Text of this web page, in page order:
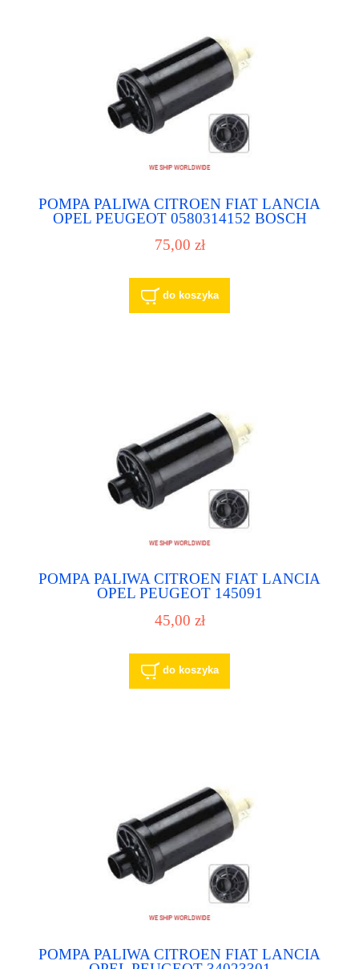
POMPA PALIWA CITROEN FIAT LANCIA
OPEL PEUGEOT 0580314152 BOSCH
0580314165 BOSCH 0580453502 BOSCH
0815010 OPEL 090272744 OPEL
75,00 zł
do koszyka
POMPA PALIWA CITROEN FIAT LANCIA
OPEL PEUGEOT 145091
145091* CITROEN/PEUGEOT 145091*
CITROEN/PEUGEOT 145508* PEUGEOT
20514 FISPA 217555130000 MAGNETI
MARELLI
45,00 zł
do koszyka
POMPA PALIWA CITROEN FIAT LANCIA